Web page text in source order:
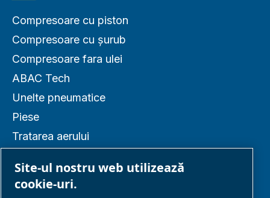
Compresoare cu piston
Compresoare cu șurub
Compresoare fara ulei
ABAC Tech
Unelte pneumatice
Piese
Tratarea aerului
Site-ul nostru web utilizează
cookie-uri.